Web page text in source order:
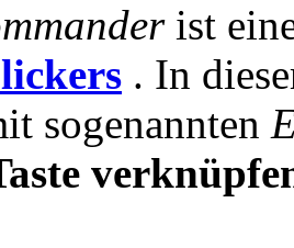
ist
. In
sogenannten